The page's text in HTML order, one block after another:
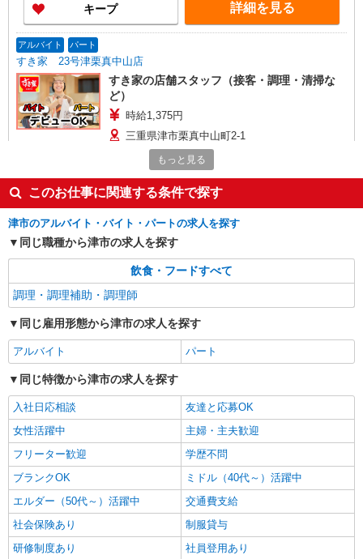
キープ 詳細を見る
アルバイト パート
すき家 23号津栗真中山店
すき家の店舗スタッフ（接客・調理・清掃な
ど）
時給1,375円
三重県津市栗真中山町2-1
アルバイト パート
すき家 165号久居IC店
すき家の店舗スタッフ（接客・調理・清掃な
ど）
時給1,150円 ※22:00〜翌5:00：時給1,438円 ※
高校生時給1,087円 ※早朝手当（5:00〜9:00）時給
＋150円三重県津市久居北口町47-6
アルバイト パート
COCO’S 津久居店
ココスのキッチン（フード）スタッフ
時給1150円 ※22:00〜翌5:00：時給1438円 ※
高校生時給1090円 ■【土日祝加給】 土日祝は1時
間当たり＋100円 ■特別手当 早朝手当（5:00〜
8:00）時給＋100円
三重県津市久居明神町2610番地2
キープ 詳細を見る
アルバイト パート
もっと見る
このお仕事に関連する条件で探す
津市のアルバイト・バイト・パートの求人を探す
同じ職種から津市の求人を探す
飲食・フードすべて
調理・調理補助・調理師
同じ雇用形態から津市の求人を探す
アルバイト パート
同じ特徴から津市の求人を探す
入社日応相談
友達と応募OK
女性活躍中
主婦・主夫歓迎
フリーター歓迎
学歴不問
ブランクOK
ミドル（40代～）活躍中
エルダー（50代～）活躍中
交通費支給
社会保険あり
制服貸与
研修制度あり
社員登用あり